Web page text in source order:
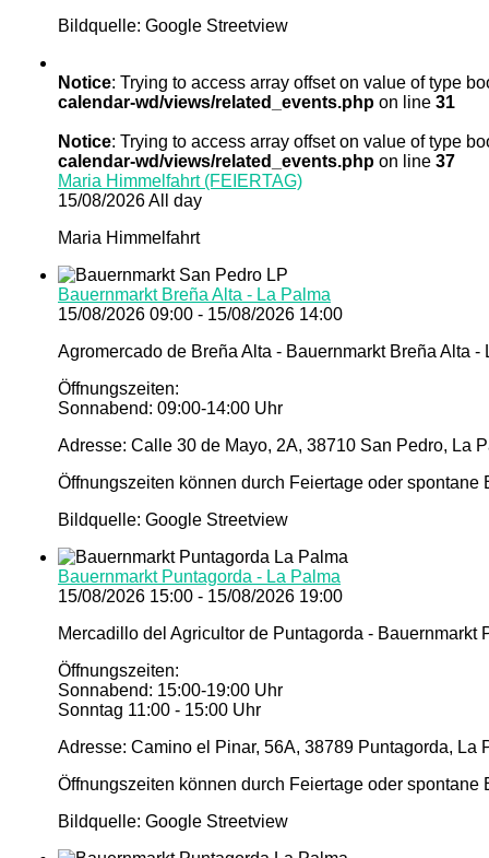
Bildquelle: Google Streetview
Notice: Trying to access array offset on value of type
calendar-wd/views/related_events.php on line 31
Notice: Trying to access array offset on value of type
calendar-wd/views/related_events.php on line 37
Maria Himmelfahrt (FEIERTAG)
15/08/2026 All day
Maria Himmelfahrt
Bauernmarkt Breña Alta - La Palma
15/08/2026 09:00 - 15/08/2026 14:00
Agromercado de Breña Alta - Bauernmarkt Breña Alta -
Öffnungszeiten:
Sonnabend: 09:00-14:00 Uhr
Adresse: Calle 30 de Mayo, 2A, 38710 San Pedro, La
Öffnungszeiten können durch Feiertage oder
Bildquelle: Google Streetview
Bauernmarkt Puntagorda - La Palma
15/08/2026 15:00 - 15/08/2026 19:00
Mercadillo del Agricultor de Puntagorda - Bauernmarkt
Öffnungszeiten:
Sonnabend: 15:00-19:00 Uhr
Sonntag 11:00 - 15:00 Uhr
Adresse: Camino el Pinar, 56A, 38789 Puntagorda, La
Öffnungszeiten können durch Feiertage oder
Bildquelle: Google Streetview